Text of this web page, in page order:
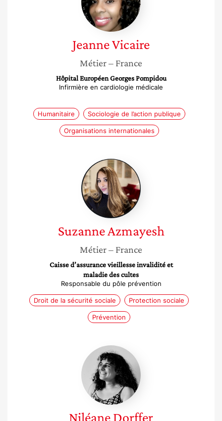
JeanneVicaire
Métier– France
Hôpital Européen Georges Pompidou
Infirmière en cardiologie médicale
Humanitaire Sociologie de l’action publique
Organisations internationales
Suzanne
Azmayesh
SuzanneAzmayesh
Métier– France
Caisse d’assurance vieillesse invalidité et
maladie des cultes
Responsable du pôle prévention
Droit de la sécurité sociale Protection sociale
Prévention
Niléane
Dorffer
NiléaneDorffer